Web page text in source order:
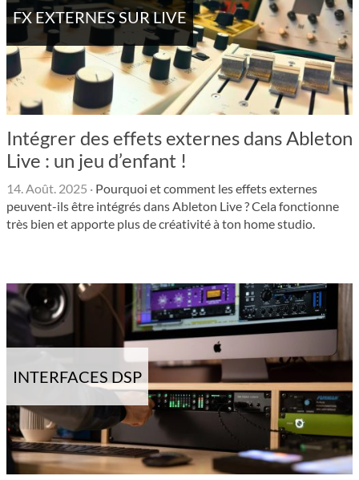
FX EXTERNES SUR LIVE
Intégrer des effets externes dans Ableton
Live : un jeu d’enfant !
14. Août. 2025 · Pourquoi et comment les effets externes
peuvent-ils être intégrés dans Ableton Live ? Cela fonctionne
très bien et apporte plus de créativité à ton home studio.
INTERFACES DSP